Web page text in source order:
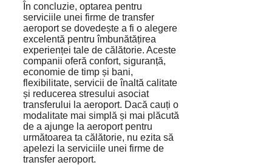
În concluzie, optarea pentru
serviciile unei firme de transfer
aeroport se dovedește a fi o alegere
excelentă pentru îmbunătățirea
experienței tale de călătorie. Aceste
companii oferă confort, siguranță,
economie de timp și bani,
flexibilitate, servicii de înaltă calitate
și reducerea stresului asociat
transferului la aeroport. Dacă cauți o
modalitate mai simplă și mai plăcută
de a ajunge la aeroport pentru
următoarea ta călătorie, nu ezita să
apelezi la serviciile unei firme de
transfer aeroport.